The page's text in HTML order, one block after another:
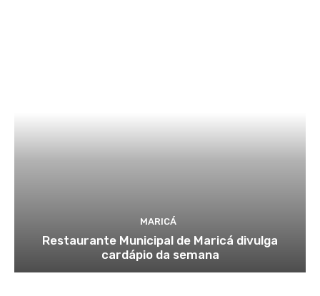
MARICÁ
Restaurante Municipal de Maricá divulga
cardápio da semana